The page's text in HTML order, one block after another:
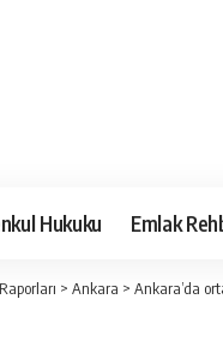
Hukuku Emlak
> Ankara > Ankara’da